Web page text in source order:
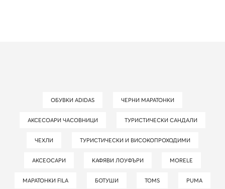
ОБУВКИ ADIDAS ЧЕРНИ МАРАТОНКИ
АКСЕСОАРИ ЧАСОВНИЦИ ТУРИСТИЧЕСКИ САНДАЛИ
ЧЕХЛИ ТУРИСТИЧЕСКИ И ВИСОКОПРОХОДИМИ
АКСЕОСАРИ КАФЯВИ ЛОУФЪРИ MORELE
МАРАТОНКИ FILA БОТУШИ TOMS PUMA